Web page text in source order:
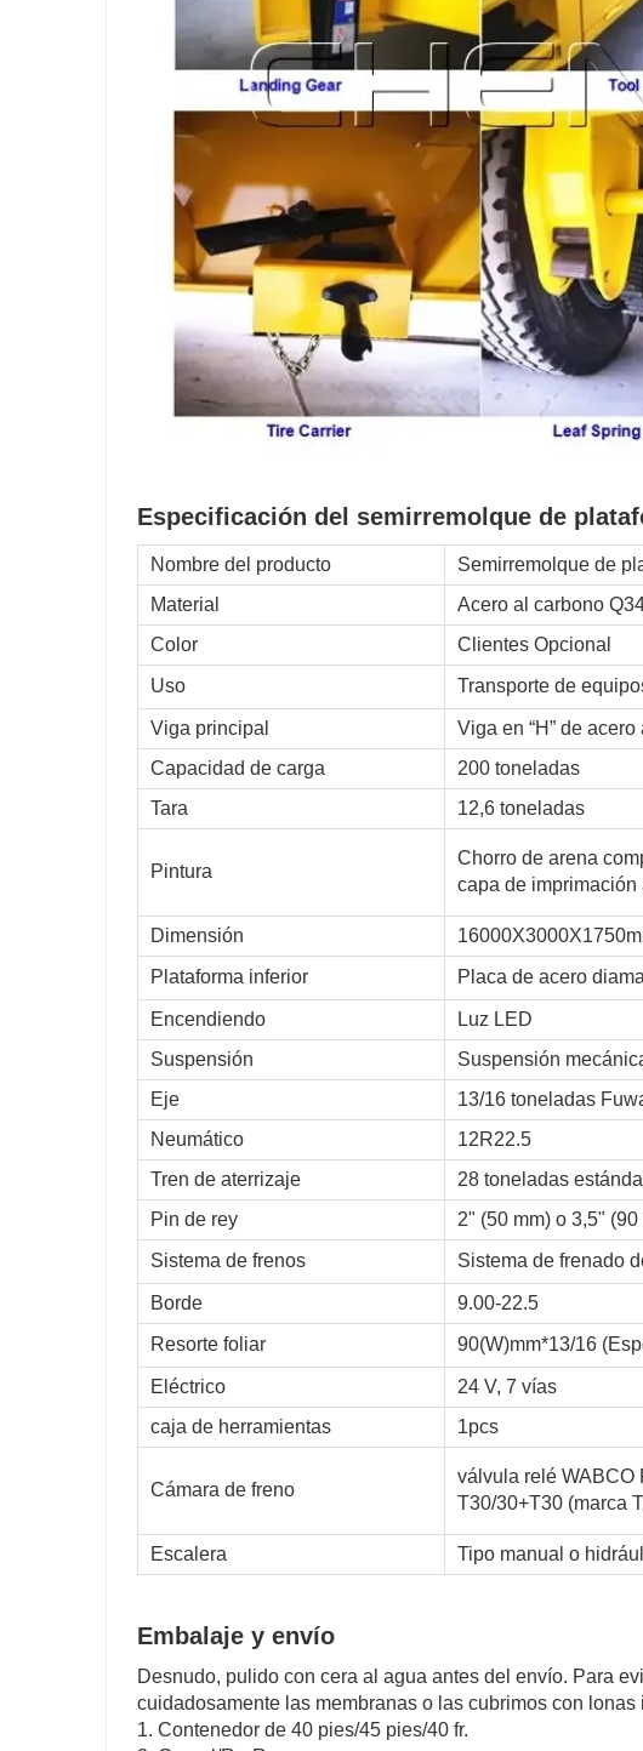
Especificación del semirremolque de
Nombre del producto
Semirremolque de
Material
Acero al carbono
Color
Clientes Opcional
Uso
Transporte de
Viga principal
Viga en “H” de
Capacidad de carga
200 toneladas
Tara
12,6 toneladas
Pintura
Chorro de arena
capa de imprimación
Dimensión
Plataforma inferior
Placa de acero
Encendiendo
Luz LED
Suspensión
Suspensión
Eje
13/16 toneladas
Neumático
12R22.5
Tren de aterrizaje
28 toneladas
Pin de rey
2" (50 mm) o 3,5" (90
Sistema de frenos
Sistema de frenado
Borde
9.00-22.5
Resorte foliar
90(W)mm*13/16
Eléctrico
24 V, 7 vías
caja de herramientas
1pcs
Cámara de freno
válvula relé WABCO
T30/30+T30 (marca
Escalera Tipo manual o
Embalaje y envío
Desnudo, pulido con cera al agua antes del envío. Para
cuidadosamente las membranas o las cubrimos con lonas
1. Contenedor de 40 pies/45 pies/40 fr.